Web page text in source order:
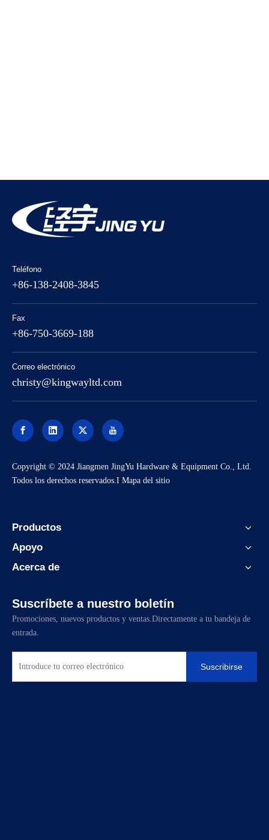
Teléfono
+86-138-2408-3845
Fax
+86-750-3669-188
Correo electrónico
christy@kingwayltd.com
Copyright © 2024 Jiangmen JingYu Hardware & Equipment Co., Ltd.
Todos los derechos reservados.I Mapa del sitio
Productos
Apoyo
Acerca de
Suscríbete a nuestro boletín
Promociones, nuevos productos y ventas.Directamente a tu bandeja de
entrada.
Suscribirse